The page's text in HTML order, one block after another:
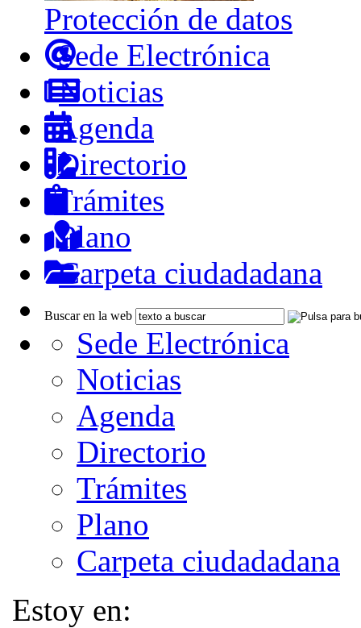
Protección de datos
Sede Electrónica
Noticias
Agenda
Directorio
Trámites
Plano
Carpeta ciudadadana
Buscar en la web
Sede Electrónica
Noticias
Agenda
Directorio
Trámites
Plano
Carpeta ciudadadana
Estoy en: